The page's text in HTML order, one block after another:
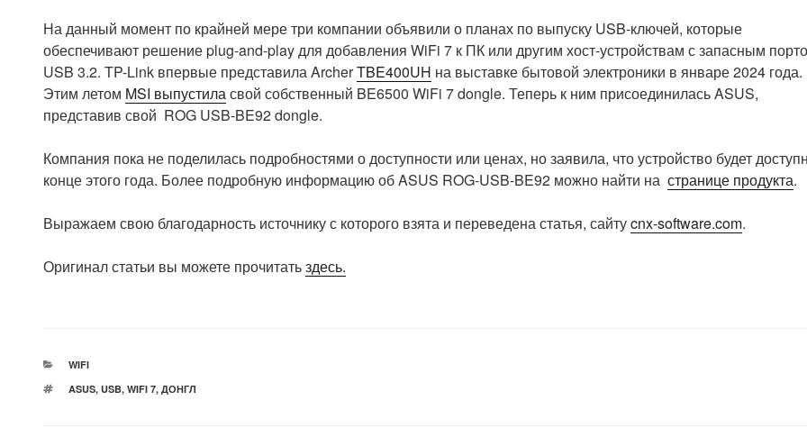
На данный момент по крайней мере три компании объявили о планах по выпуску USB-ключей, которые
обеспечивают решение plug-and-play для добавления WiFi 7 к ПК или другим хост-устройствам с запасным
USB 3.2. TP-Link впервые представила ArcherTBE400UH на выставке бытовой электроники в январе 2024 года.
Этим летом MSI выпустиласвой собственный BE6500 WiFi 7 dongle. Теперь к ним присоединилась ASUS,
представив свой ROG USB-BE92 dongle.
Компания пока не поделилась подробностями о доступности или ценах, но заявила, что устройство будет
конце этого года. Более подробную информацию об ASUS ROG-USB-BE92 можно найти на странице продукта.
Выражаем свою благодарность источнику с которого взята и переведена статья, сайтуcnx-software.com.
Оригинал статьи вы можете прочитатьздесь.
РУБРИКИ
WIFI
МЕТКИ
ASUS, USB, WIFI 7, ДОНГЛ